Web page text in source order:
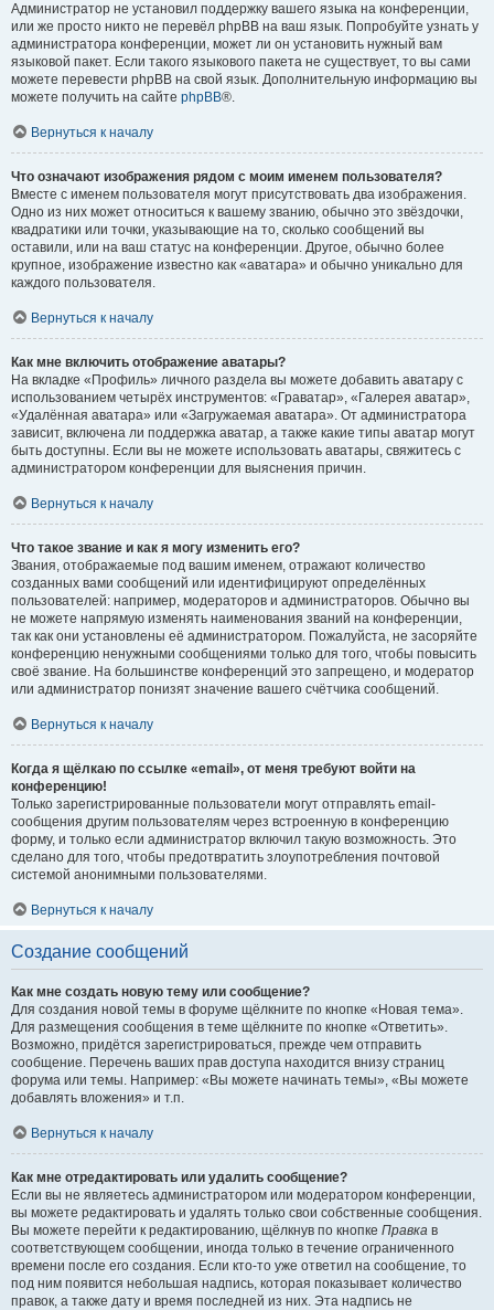
Администратор не установил поддержку вашего языка на конференции,
или же просто никто не перевёл phpBB на ваш язык. Попробуйте узнать у
администратора конференции, может ли он установить нужный вам
языковой пакет. Если такого языкового пакета не существует, то вы сами
можете перевести phpBB на свой язык. Дополнительную информацию вы
можете получить на сайте phpBB®.
Вернуться к началу
Что означают изображения рядом с моим именем пользователя?
Вместе с именем пользователя могут присутствовать два изображения.
Одно из них может относиться к вашему званию, обычно это звёздочки,
квадратики или точки, указывающие на то, сколько сообщений вы
оставили, или на ваш статус на конференции. Другое, обычно более
крупное, изображение известно как «аватара» и обычно уникально для
каждого пользователя.
Вернуться к началу
Как мне включить отображение аватары?
На вкладке «Профиль» личного раздела вы можете добавить аватару с
использованием четырёх инструментов: «Граватар», «Галерея аватар»,
«Удалённая аватара» или «Загружаемая аватара». От администратора
зависит, включена ли поддержка аватар, а также какие типы аватар могут
быть доступны. Если вы не можете использовать аватары, свяжитесь с
администратором конференции для выяснения причин.
Вернуться к началу
Что такое звание и как я могу изменить его?
Звания, отображаемые под вашим именем, отражают количество
созданных вами сообщений или идентифицируют определённых
пользователей: например, модераторов и администраторов. Обычно вы
не можете напрямую изменять наименования званий на конференции,
так как они установлены её администратором. Пожалуйста, не засоряйте
конференцию ненужными сообщениями только для того, чтобы повысить
своё звание. На большинстве конференций это запрещено, и модератор
или администратор понизят значение вашего счётчика сообщений.
Вернуться к началу
Когда я щёлкаю по ссылке «email», от меня требуют войти на
конференцию!
Только зарегистрированные пользователи могут отправлять email-
сообщения другим пользователям через встроенную в конференцию
форму, и только если администратор включил такую возможность. Это
сделано для того, чтобы предотвратить злоупотребления почтовой
системой анонимными пользователями.
Вернуться к началу
Создание сообщений
Как мне создать новую тему или сообщение?
Для создания новой темы в форуме щёлкните по кнопке «Новая тема».
Для размещения сообщения в теме щёлкните по кнопке «Ответить».
Возможно, придётся зарегистрироваться, прежде чем отправить
сообщение. Перечень ваших прав доступа находится внизу страниц
форума или темы. Например: «Вы можете начинать темы», «Вы можете
добавлять вложения» и т.п.
Вернуться к началу
Как мне отредактировать или удалить сообщение?
Если вы не являетесь администратором или модератором конференции,
вы можете редактировать и удалять только свои собственные сообщения.
Вы можете перейти к редактированию, щёлкнув по кнопке Правка в
соответствующем сообщении, иногда только в течение ограниченного
времени после его создания. Если кто-то уже ответил на сообщение, то
под ним появится небольшая надпись, которая показывает количество
правок, а также дату и время последней из них. Эта надпись не